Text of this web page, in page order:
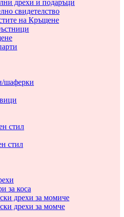
дрехи и подаръци
свидетелство
на Кръщене
шаферки
стил
стил
за коса
дрехи за момиче
дрехи за момче